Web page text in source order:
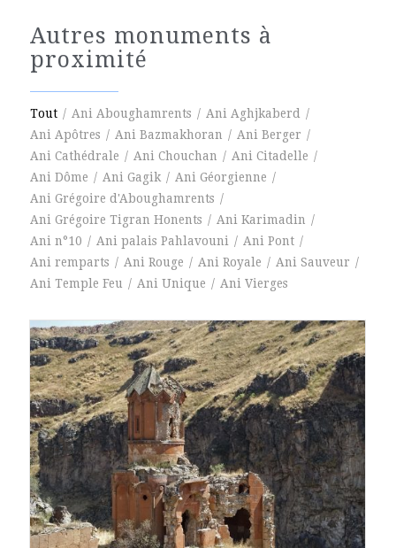
Autres monuments à
proximité
Tout / Ani Aboughamrents / Ani Aghjkaberd
/
Ani Apôtres / Ani Bazmakhoran / Ani Berger /
Ani Cathédrale / Ani Chouchan / Ani Citadelle /
Ani Dôme / Ani Gagik / Ani Géorgienne /
Ani Grégoire d'Aboughamrents /
Ani Grégoire Tigran Honents / Ani Karimadin /
Ani n°10 / Ani palais Pahlavouni / Ani Pont /
Ani remparts / Ani Rouge / Ani Royale / Ani Sauveur /
Ani Temple Feu / Ani Unique / Ani Vierges